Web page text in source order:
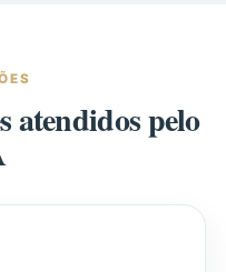
atendidos pelo